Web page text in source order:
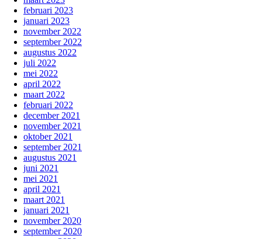
februari 2023
januari 2023
november 2022
september 2022
augustus 2022
juli 2022
mei 2022
april 2022
maart 2022
februari 2022
december 2021
november 2021
oktober 2021
september 2021
augustus 2021
juni 2021
mei 2021
april 2021
maart 2021
januari 2021
november 2020
september 2020